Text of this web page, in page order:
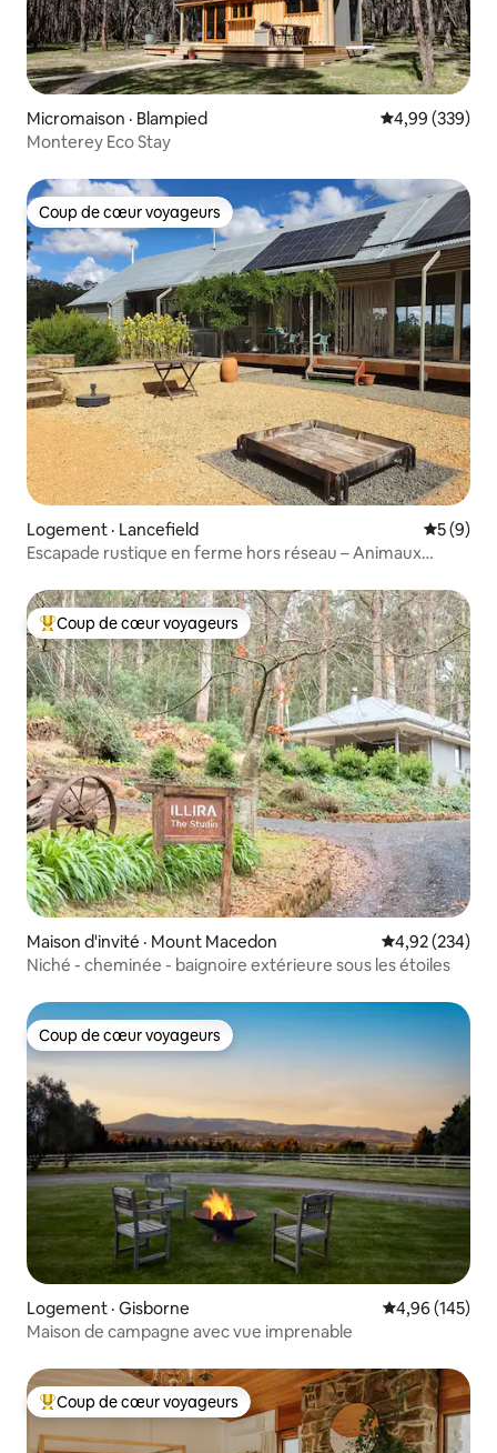
Micromaison · Blampied Note
4,99 (339)
Monterey Eco Stay
Coup de cœur voyageurs
Coup de cœur voyageurs
Logement · Lancefield Note
5 (9)
Escapade rustique en ferme hors réseau – Animaux
Coup de cœur voyageurs parmi les plus aimés
Coup de cœur voyageurs
Maison d'invité · Mount Macedon Note
4,92 (234)
Niché - cheminée - baignoire extérieure sous les étoiles
Coup de cœur voyageurs
Coup de cœur voyageurs
Logement · Gisborne Note
4,96 (145)
Maison de campagne avec vue imprenable
Coup de cœur voyageurs parmi les plus aimés
Coup de cœur voyageurs